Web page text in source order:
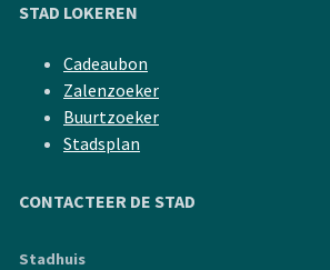
STAD LOKEREN
Cadeaubon
Zalenzoeker
Buurtzoeker
Stadsplan
CONTACTEER DE STAD
Stadhuis